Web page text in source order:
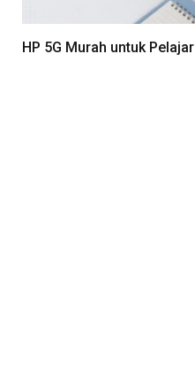
HP 5G Murah untuk Pelajar